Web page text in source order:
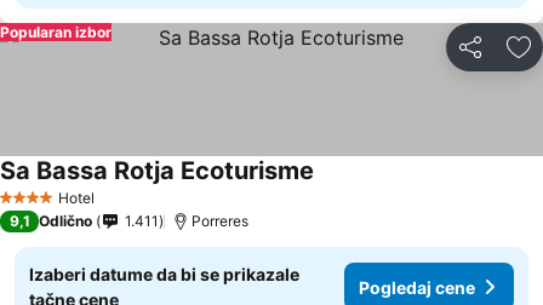
Deli
Popularan izbor
4 ZvezdiceHotel
Sa Bassa Rotja Ecoturisme
9,1 Odlično 1.411 Porreres
Izaberi datume da bi se prikazale
tačne cene
Pogledaj cene